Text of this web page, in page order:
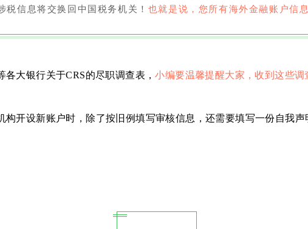
信息将交换回中国税务机关！ 也就是说，您所有海外金融账户信
大银行关于CRS的尽职调查表，小编要温馨提醒大家，收到这些调
开设新账户时，除了按旧例填写审核信息，还需要填写一份自我